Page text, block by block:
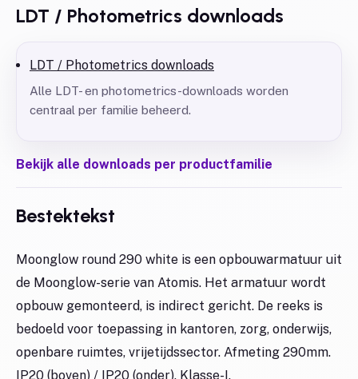
LDT / Photometrics downloads
LDT / Photometrics downloads
Alle LDT- en photometrics-downloads worden
centraal per familie beheerd.
Bekijk alle downloads per productfamilie
Bestektekst
Moonglow round 290 white is een opbouwarmatuur uit
de Moonglow-serie van Atomis. Het armatuur wordt
opbouw gemonteerd, is indirect gericht. De reeks is
bedoeld voor toepassing in kantoren, zorg, onderwijs,
openbare ruimtes, vrijetijdssector. Afmeting 290mm.
IP20 (boven) / IP20 (onder). Klasse-I.